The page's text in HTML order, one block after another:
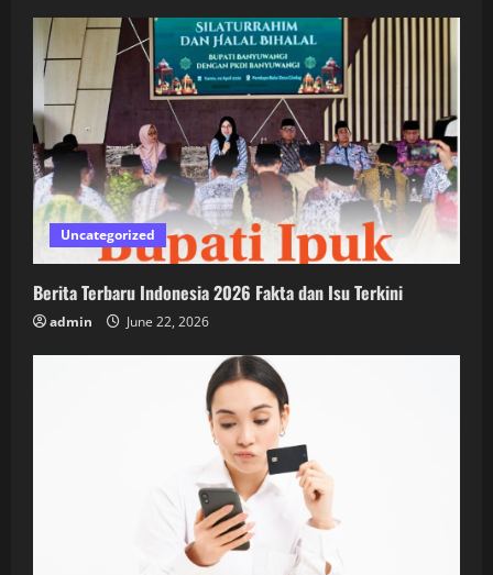
Uncategorized
Berita Terbaru Indonesia 2026 Fakta dan Isu Terkini
admin June 22, 2026